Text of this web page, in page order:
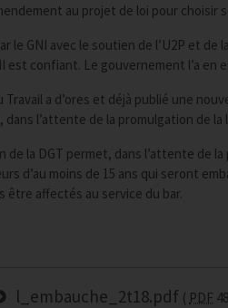
au projet de loi pour choisir
le GNI avec le soutien de l’U2P et
est confiant. Le gouvernement l’a en
a d’ores et déjà publié une
l’attente de la promulgation de la
la DGT permet, dans l’attente de
d’au moins de 15 ans qui seront
être affectés au service du bar.
l_embauche_2t18.pdf PDF